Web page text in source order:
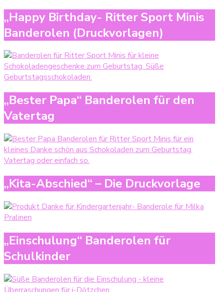
„Happy Birthday- Ritter Sport Minis
Banderolen (Druckvorlagen)
„Bester Papa“ Banderolen für den
Vatertag
„Kita-Abschied“ – Die Druckvorlage
„Einschulung“ Banderolen für
Schulkinder